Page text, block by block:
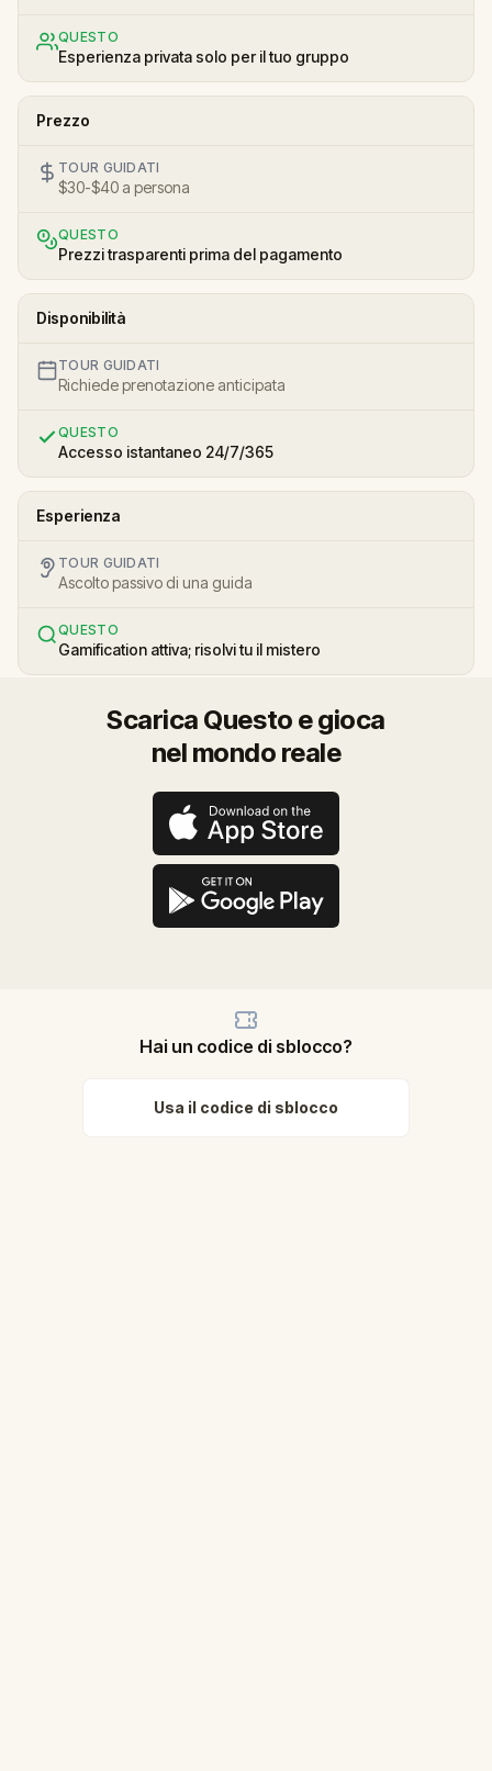
QUESTO
Esperienza privata solo per il tuo gruppo
Prezzo
TOUR GUIDATI
$30-$40 a persona
QUESTO
Prezzi trasparenti prima del pagamento
Disponibilità
TOUR GUIDATI
Richiede prenotazione anticipata
QUESTO
Accesso istantaneo 24/7/365
Esperienza
TOUR GUIDATI
Ascolto passivo di una guida
QUESTO
Gamification attiva; risolvi tu il mistero
Scarica Questo e gioca
nel mondo reale
Hai un codice di sblocco?
Usa il codice di sblocco